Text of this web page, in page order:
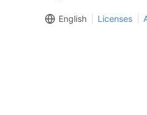
English Licenses